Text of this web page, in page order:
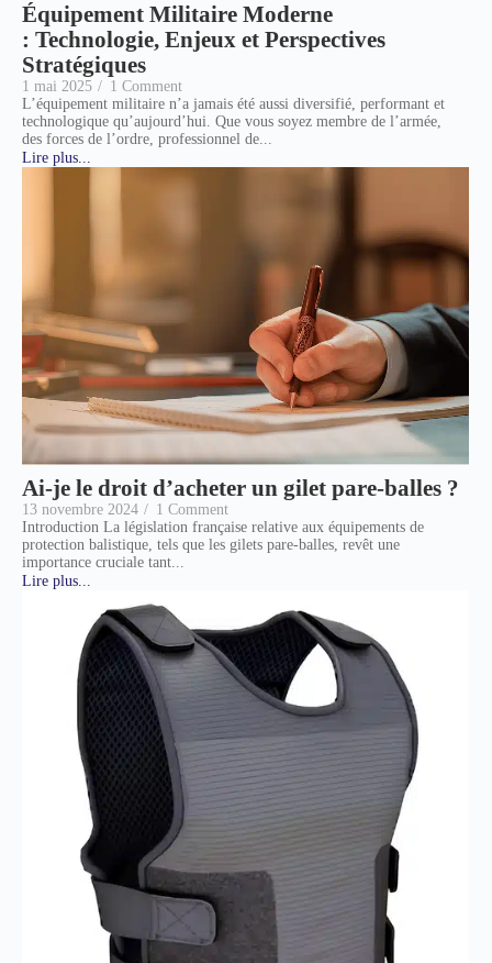
Équipement Militaire Moderne
: Technologie, Enjeux et Perspectives
Stratégiques
1 mai 2025 / 1 Comment
L’équipement militaire n’a jamais été aussi diversifié, performant et
technologique qu’aujourd’hui. Que vous soyez membre de l’armée,
des forces de l’ordre, professionnel de...
Lire plus...
Ai-je le droit d’acheter un gilet pare-balles ?
13 novembre 2024 / 1 Comment
Introduction La législation française relative aux équipements de
protection balistique, tels que les gilets pare-balles, revêt une
importance cruciale tant...
Lire plus...